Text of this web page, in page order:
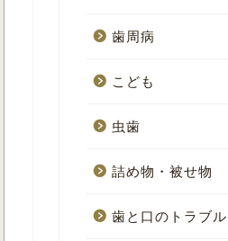
歯周病
こども
虫歯
詰め物・被せ物
歯と口のトラブル